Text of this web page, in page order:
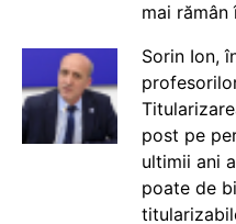
mai rămân
Sorin Ion,
post pe
ultimii ani
poate de